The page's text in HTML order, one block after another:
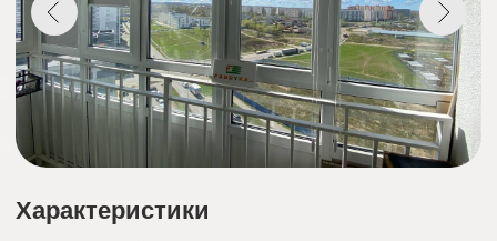
Более 1000 тканей
на выбор
материал: базовый, стандарт и премиум
открытие: подъем вверх, смотка в рулон
крепление:на створку окна
управление:ручное, автоматическое, яндекс
алиса
Как замерить?
Как выбрать ткань?